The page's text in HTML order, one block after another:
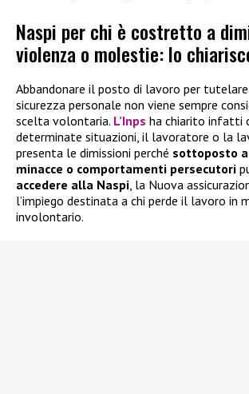
Naspi per chi è costretto a
violenza o molestie: lo
Abbandonare il posto di lavoro per
sicurezza personale non viene sempre
scelta volontaria. L’Inps ha chiarito infatti
determinate situazioni, il lavoratore o la
presenta le dimissioni perché sottoposto
minacce o comportamenti persecutori
accedere alla Naspi , la Nuova
l’impiego destinata a chi perde il lavoro in
involontario.